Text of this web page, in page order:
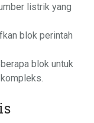
listrik yang
blok perintah
blok untuk